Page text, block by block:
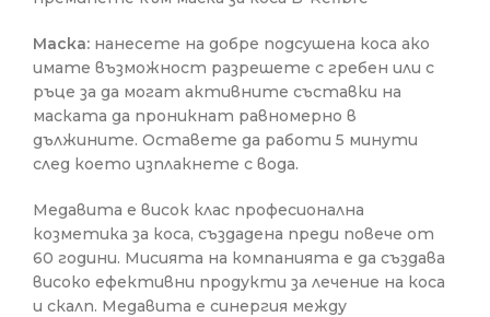
Маска: нанесете на добре подсушена коса ако
имате възможност разрешете с гребен или с
ръце за да могат активните съставки на
маската да проникнат равномерно в
дължините. Оставете да работи 5 минути
след което изплакнете с вода.
Медавита е висок клас професионална
козметика за коса, създадена преди повече от
60 години. Мисията на компанията е да създава
високо ефективни продукти за лечение на коса
и скалп. Медавита е синергия между